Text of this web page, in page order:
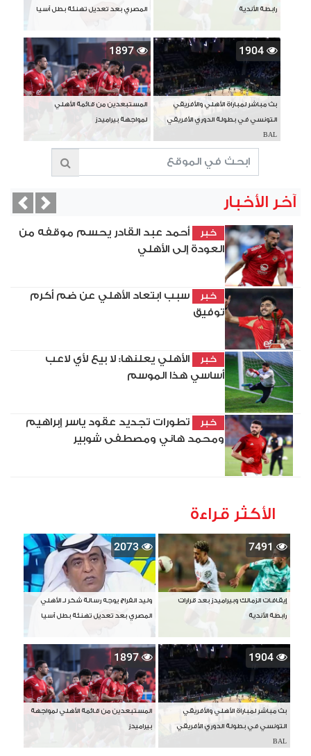
رابطة الأندية المصري بعد تعديل تهنئة بطل آسيا
1904
بث مباشر لمباراة الأهلي والأفريقي
التونسي في بطولة الدوري الأفريقي
BAL
1897
المستبعدين من قائمة الأهلي
لمواجهة بيراميدز
آخر الأخبار
خبر
أحمد عبد القادر يحسم موقفه من
العودة إلى الأهلي
خبر
سبب ابتعاد الأهلي عن ضم أكرم
توفيق
خبر
الأهلي يعلنها: لا بيع لأي لاعب
أساسي هذا الموسم
خبر
تطورات تجديد عقود ياسر إبراهيم
ومحمد هاني ومصطفى شوبير
Next
الأكثر قراءة
7491
إيقافات الزمالك وبيراميدز بعد قرارات
رابطة الأندية
2073
وليد الفراج يوجه رسالة شكر لـ الأهلي
المصري بعد تعديل تهنئة بطل آسيا
1904
بث مباشر لمباراة الأهلي والأفريقي
التونسي في بطولة الدوري الأفريقي
BAL
1897
المستبعدين من قائمة الأهلي لمواجهة
بيراميدز